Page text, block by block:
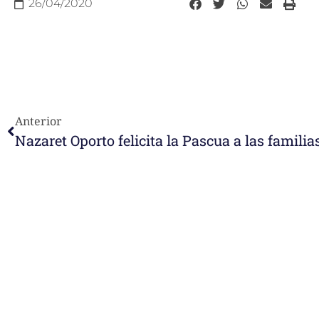
26/04/2020
Anterior
Nazaret Oporto felicita la Pascua a las